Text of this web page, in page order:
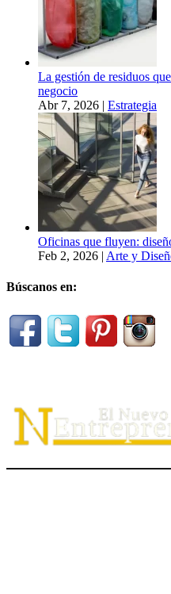
La gestión de residuos
negocio
Abr 7, 2026 | Estrategia
Oficinas que fluyen:
Feb 2, 2026 | Arte y
Búscanos en: